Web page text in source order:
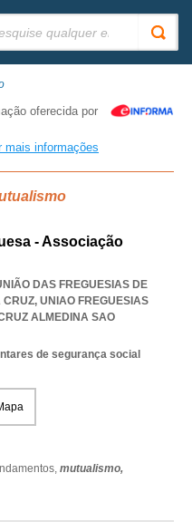
oferecida por
mais informações
- Associação
DAS FREGUESIAS DE
CRUZ, UNIAO FREGUESIAS
ALMEDINA SAO
de segurança social
mutualismo,